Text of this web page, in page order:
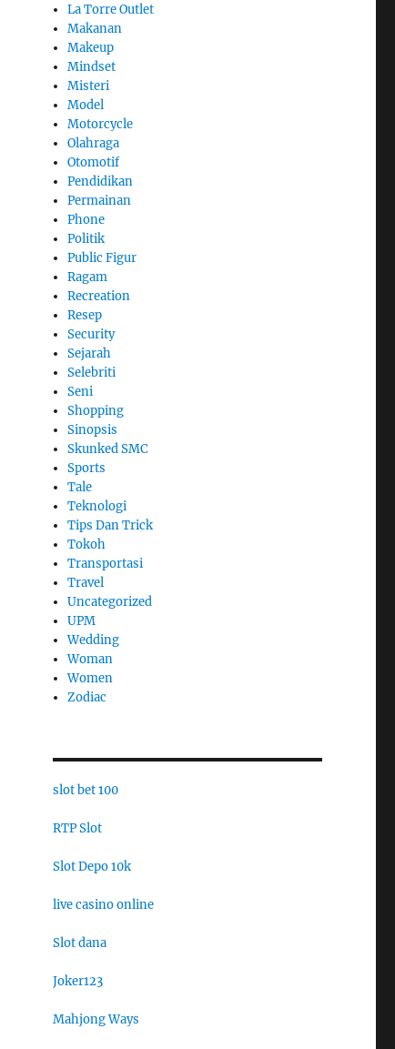
La Torre Outlet
Makanan
Makeup
Mindset
Misteri
Model
Motorcycle
Olahraga
Otomotif
Pendidikan
Permainan
Phone
Politik
Public Figur
Ragam
Recreation
Resep
Security
Sejarah
Selebriti
Seni
Shopping
Sinopsis
Skunked SMC
Sports
Tale
Teknologi
Tips Dan Trick
Tokoh
Transportasi
Travel
Uncategorized
UPM
Wedding
Woman
Women
Zodiac
slot bet 100
RTP Slot
Slot Depo 10k
live casino online
Slot dana
Joker123
Mahjong Ways